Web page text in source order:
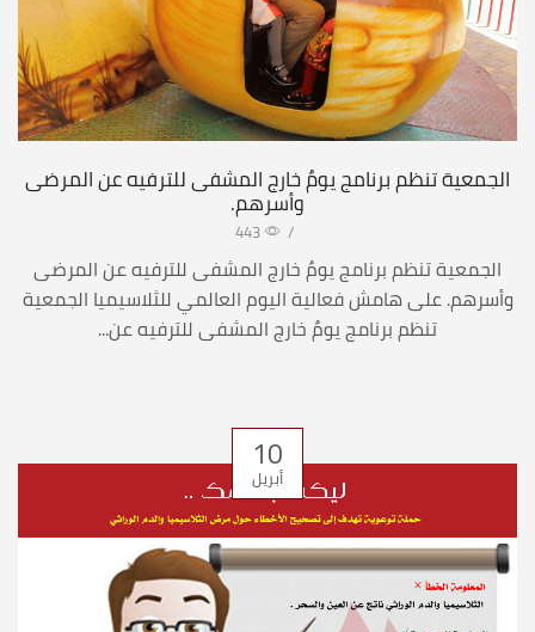
الجمعية تنظم برنامج يومٌ خارج المشفى للترفيه عن المرضى
وأسرهم.
/
443
الجمعية تنظم برنامج يومٌ خارج المشفى للترفيه عن المرضى
وأسرهم. على هامش فعالية اليوم العالمي للثلاسيميا الجمعية
تنظم برنامج يومٌ خارج المشفى للترفيه عن...
10
أبريل